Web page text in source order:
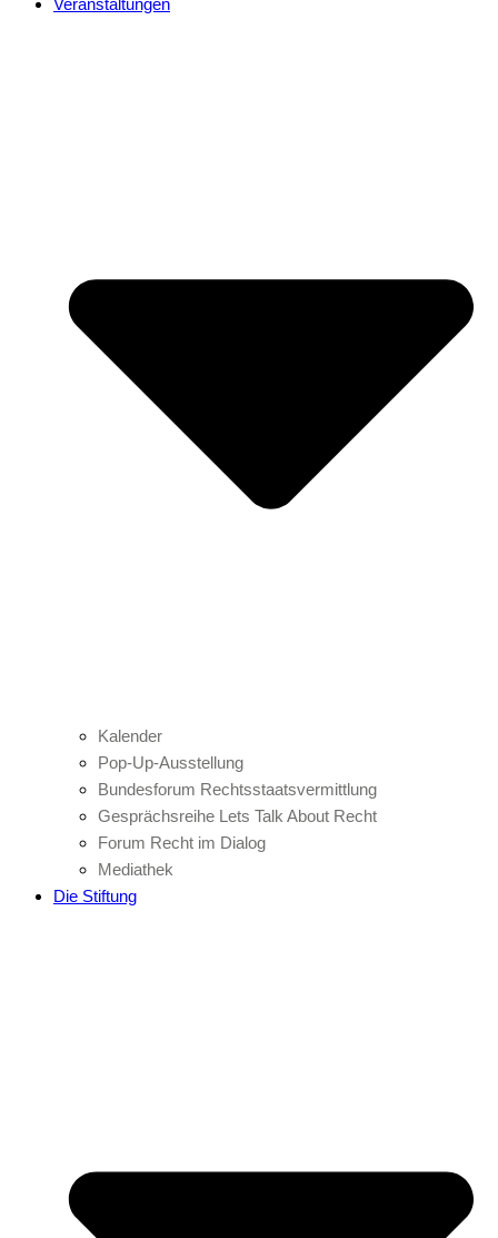
Veranstaltungen
Kalender
Pop-Up-Ausstellung
Bundesforum Rechtsstaatsvermittlung
Gesprächsreihe Lets Talk About Recht
Forum Recht im Dialog
Mediathek
Die Stiftung